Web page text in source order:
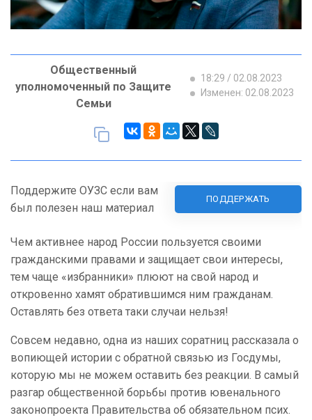
Общественный
уполномоченный по Защите
Семьи
18:29 / 02.08.2023
Изменен: 02.08.2023
Поддержите ОУЗС если вам
был полезен наш материал
ПОДДЕРЖАТЬ
Чем активнее народ России пользуется своими
гражданскими правами и защищает свои интересы,
тем чаще «избранники» плюют на свой народ и
откровенно хамят обратившимся ним гражданам.
Оставлять без ответа таки случаи нельзя!
Совсем недавно, одна из наших соратниц рассказала о
вопиющей истории с обратной связью из Госдумы,
которую мы не можем оставить без реакции. В самый
разгар общественной борьбы против ювенального
законопроекта Правительства об обязательном псих.